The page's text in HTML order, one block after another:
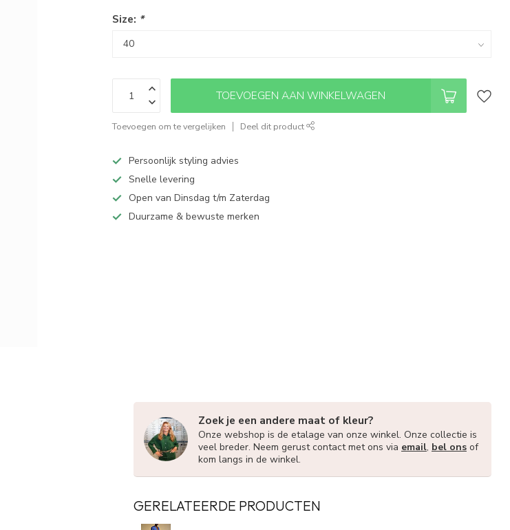
Size: *
TOEVOEGEN AAN WINKELWAGEN
Toevoegen om te vergelijken Deel dit product
Persoonlijk styling advies
Snelle levering
Open van Dinsdag t/m Zaterdag
Duurzame & bewuste merken
Zoek je een andere maat of kleur?
Onze webshop is de etalage van onze winkel. Onze collectie is
veel breder. Neem gerust contact met ons via email, bel ons of
kom langs in de winkel.
GERELATEERDE PRODUCTEN